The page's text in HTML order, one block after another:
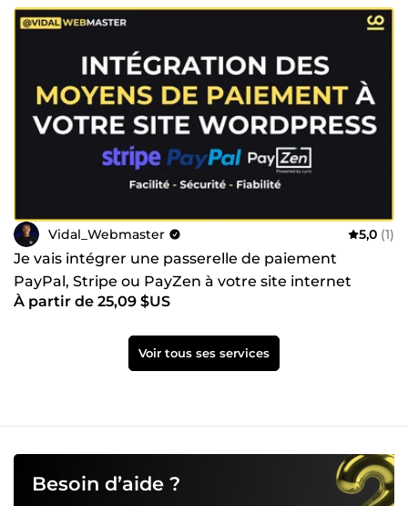
Vidal_Webmaster 5,0 (1)
Je vais intégrer une passerelle de paiement
PayPal, Stripe ou PayZen à votre site internet
À partir de 25,09 $US
Voir tous ses services
Besoin d’aide ?